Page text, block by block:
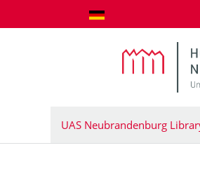
UAS Neubrandenburg